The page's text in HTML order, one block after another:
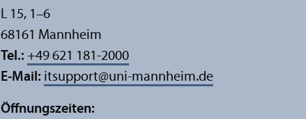
L 15, 1–6
68161 Mannheim
Tel.: +49 621 181-2000
E-Mail: itsupport@uni-mannheim.de
Öffnungs­zeiten: